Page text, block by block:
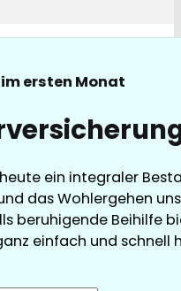
ersten Monat
ein integraler
das Wohlergehen
beruhigende Beihilfe
einfach und schnell